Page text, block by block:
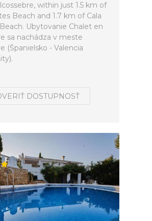
within just 1.5 km of
Beach and 1.7 km of Cala
Ubytovanie Chalet en
sa nachádza v meste
(Španielsko - Valencia
DOSTUPNOSŤ